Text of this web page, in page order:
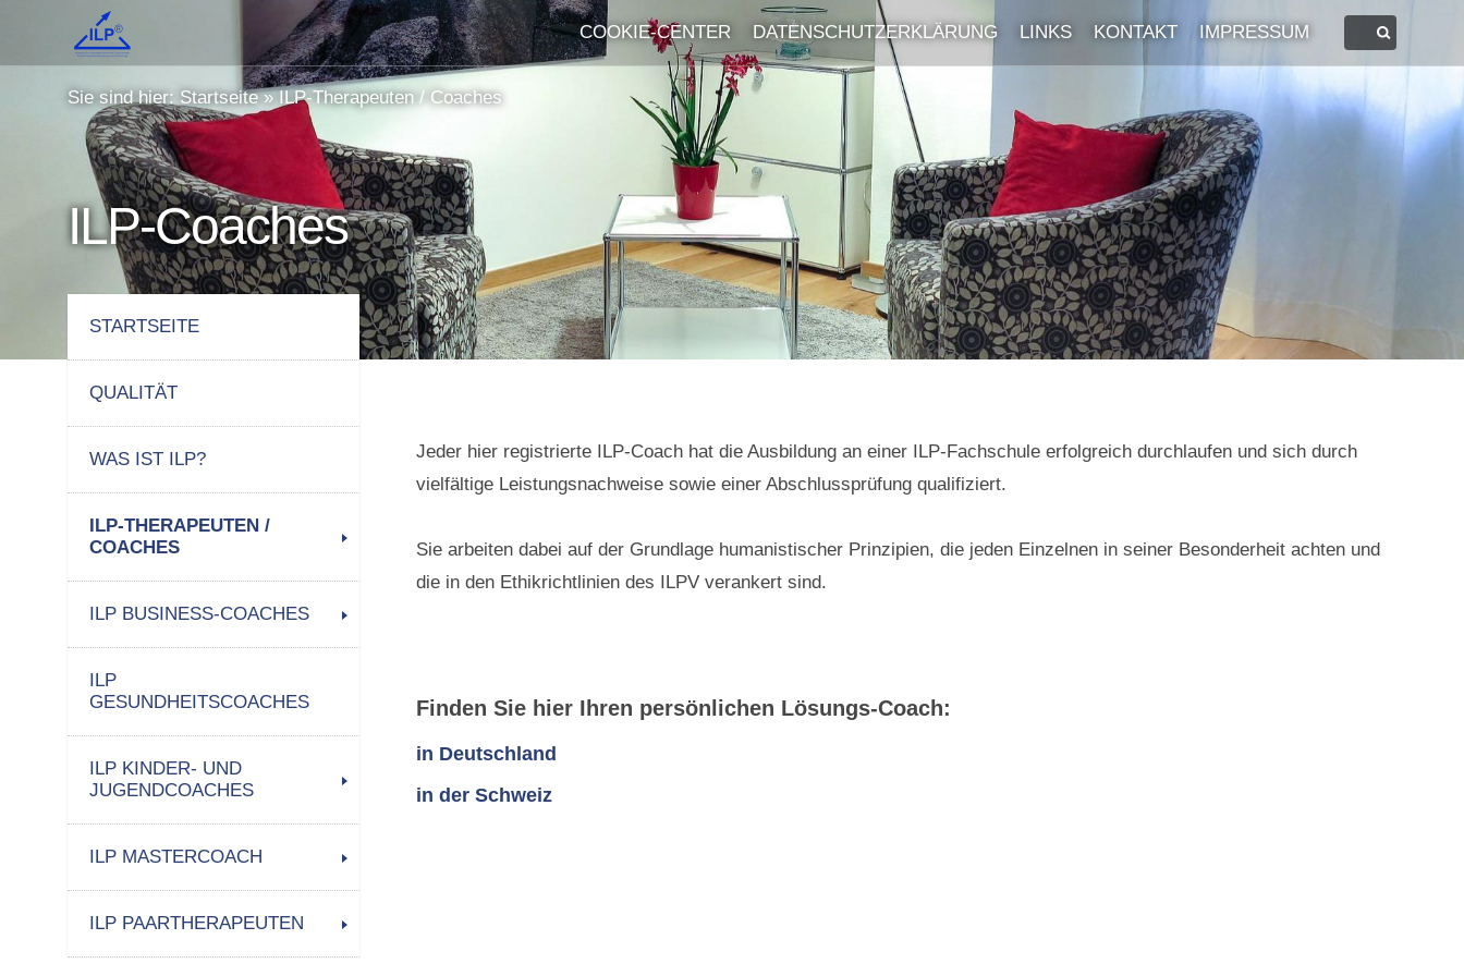
Sie sind hier: Startseite»ILP-Therapeuten / Coaches
IMPRESSUM
KONTAKT
LINKS
DATENSCHUTZERKLÄRUNG
COOKIE-CENTER
ILP-Coaches
STARTSEITE
QUALITÄT
WAS IST ILP?
ILP-THERAPEUTEN /
COACHES
ILP BUSINESS-COACHES
ILP
GESUNDHEITSCOACHES
ILP KINDER- UND
JUGENDCOACHES
ILP MASTERCOACH
ILP PAARTHERAPEUTEN
Jeder hier registrierte ILP-Coach hat die Ausbildung an einer ILP-Fachschule erfolgreich durchlaufen und sich durch
vielfältige Leistungsnachweise sowie einer Abschlussprüfung qualifiziert.
Sie arbeiten dabei auf der Grundlage humanistischer Prinzipien, die jeden Einzelnen in seiner Besonderheit achten und
die in den Ethikrichtlinien des ILPV verankert sind.
Finden Sie hier Ihren persönlichen Lösungs-Coach:
in Deutschland
in der Schweiz